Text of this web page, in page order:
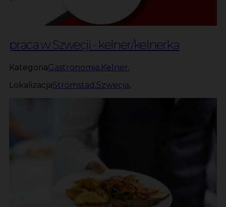
praca w Szwecji - kelner/kelnerka
KategoriaGastronomia,Kelner,
LokalizacjaStrömstad ,Szwecja,